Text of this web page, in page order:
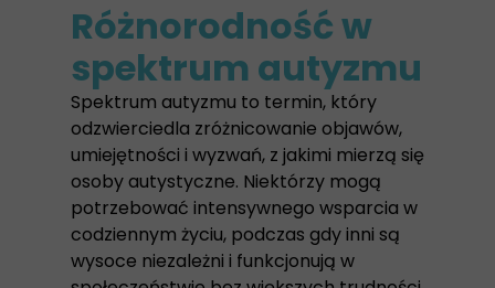
Różnorodność w
spektrum autyzmu
Spektrum autyzmu to termin, który
odzwierciedla zróżnicowanie objawów,
umiejętności i wyzwań, z jakimi mierzą się
osoby autystyczne. Niektórzy mogą
potrzebować intensywnego wsparcia w
codziennym życiu, podczas gdy inni są
wysoce niezależni i funkcjonują w